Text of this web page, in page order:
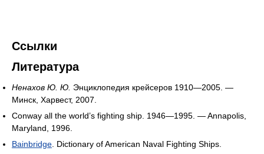
Ссылки
Литература
Ненахов Ю. Ю. Энциклопедия крейсеров 1910—2005. —
Минск, Харвест, 2007.
Conway all the world’s fighting ship. 1946—1995. — Annapolis,
Maryland, 1996.
Bainbridge . Dictionary of American Naval Fighting Ships.